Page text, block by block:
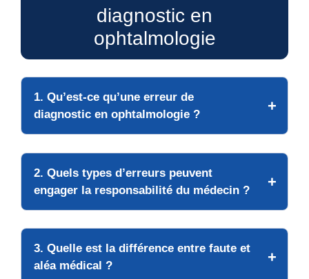
diagnostic en
ophtalmologie
1. Qu’est-ce qu’une erreur de
diagnostic en ophtalmologie ?
2. Quels types d’erreurs peuvent
engager la responsabilité du médecin ?
3. Quelle est la différence entre faute et
aléa médical ?